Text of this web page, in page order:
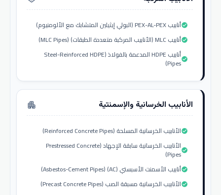
أنابيب PEX-AL-PEX (البولي إيثيلين المتشابك مع الألومنيوم)check_circle
أنابيب MLC (الأنابيب المركبة متعددة الطبقات) (MLC Pipes)check_circle
أنابيب HDPE المدعمة بالفولاذ (Steel-Reinforced HDPE
Pipes)check_circle
الأنابيب الخرسانية والإسمنتية apartment
الأنابيب الخرسانية المسلحة (Reinforced Concrete Pipes)check_circle
الأنابيب الخرسانية سابقة الإجهاد (Prestressed Concrete
Pipes)check_circle
أنابيب الأسمنت الأسبستي (AC) (Asbestos-Cement Pipes)check_circle
الأنابيب الخرسانية مسبقة الصب (Precast Concrete Pipes)check_circle